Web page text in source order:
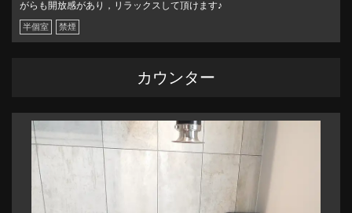
がらも開放感があり，リラックスして頂けます♪
半個室 禁煙
カウンター
お席 | 焼肉力 YAKINIKU RIKI Yumesaki
兵庫県姫路市広畑区夢前町１丁目1-1 MEGAドン・キホーテ姫路広
https://yakiniku-riki-yumesaki.owst.jp/seats
お店情報をコピー